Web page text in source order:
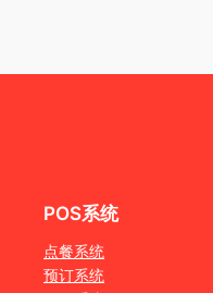
POS系统
点餐系统
预订系统